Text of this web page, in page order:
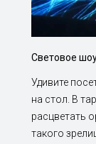
Световое
Удивите
на стол. В
расцветать
такого